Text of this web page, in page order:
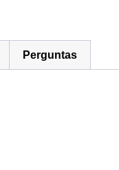
Perguntas